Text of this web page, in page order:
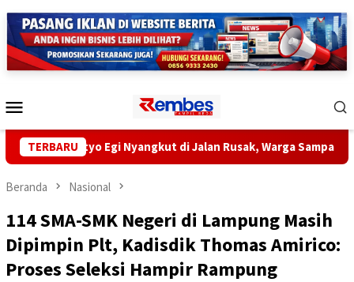
ke
konten
Mobile
TERBARU
Egi Nyangkut di Jalan Rusak, Warga Sampaikan Aspirasi
Beranda Nasional
114 SMA-SMK Negeri di Lampung Masih
Dipimpin Plt, Kadisdik Thomas Amirico:
Proses Seleksi Hampir Rampung